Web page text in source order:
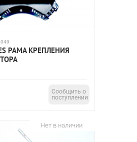
РАМА КРЕПЛЕНИЯ
Сообщить о
поступлении
Нет в наличии